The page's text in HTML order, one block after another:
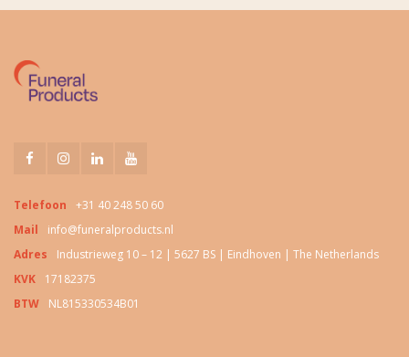
Telefoon
+31 40 248 50 60
Mail
info@funeralproducts.nl
Adres
Industrieweg 10 – 12 | 5627 BS | Eindhoven | The Netherlands
KVK
17182375
BTW
NL815330534B01